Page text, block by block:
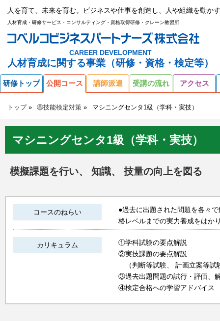
人を育て、未来を育む。ビジネスや仕事を創造し、人や組織を動か
人材育成・研修サービス・コンサルティング・資格取得研修・クレーン教習所
CAREER DEVELOPMENT
人材育成に関する事業（研修・資格・検定等）
研修トップ 公開コース 講師派遣 受講の流れ アクセス
トップ ⑧技能検定対策 マシニングセンタ1級（学科・実技）
マシニングセンタ1級（学科・実技）
模擬課題を行い、 知識、 技量の向上を図る
コースのねらい
●過去に出題された問題を各々
格レベルまでの実力養成をはか
カリキュラム
①学科試験の要点解説
②実技課題の要点解説
（判断等試験、 計画立案等試
③過去出題問題の試行・評価、
④検定合格への学習アドバイス